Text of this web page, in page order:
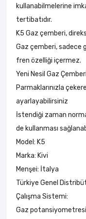
kullanabilmelerine
tertibatıdır.
K5 Gaz çemberi,
Gaz çemberi, sadece
fren özelliği içermez.
Yeni Nesil Gaz
Parmaklarınızla
ayarlayabilirsiniz
İstendiği zaman
de kullanması
Model: K5
Marka: Kivi
Menşei: İtalya
Türkiye Genel
Çalışma Sistemi:
Gaz potansiyometresi